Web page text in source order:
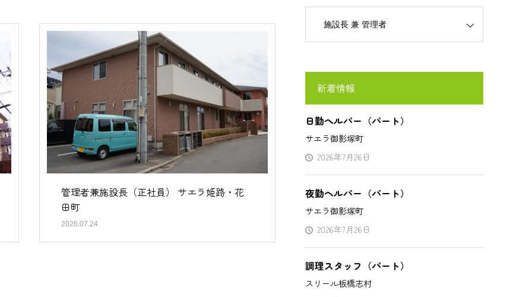
管理者兼施設長（正社員） サエラ姫路・花
田町
2026.07.24
新着情報
日勤ヘルパー（パート）
サエラ御影塚町
2026年7月26日
夜勤ヘルパー（パート）
サエラ御影塚町
2026年7月26日
調理スタッフ（パート）
スリール板橋志村